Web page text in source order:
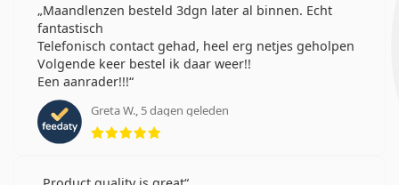
Maandlenzen besteld 3dgn later al binnen. Echt
fantastisch
Telefonisch contact gehad, heel erg netjes geholpen
Volgende keer bestel ik daar weer!!
Een aanrader!!!
Greta W., 5 dagen geleden
Beoordeling 5 van 5